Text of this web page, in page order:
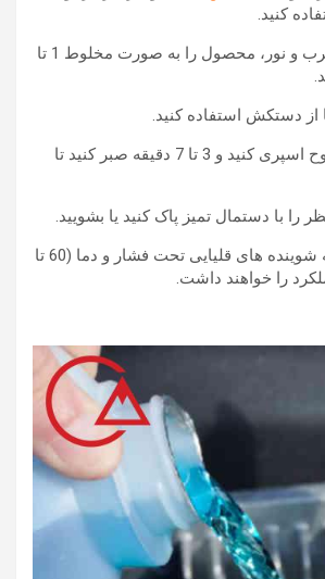
برای آلودگی های چرب و نور، محصول را به صورت مخلوط 1 تا
از دستکش استفاده کنید.
محلول را روی سطوح اسپری کنید و 3 تا 7 دقیقه صبر کنید تا
با دستمال تمیز پاک کنید یا بشویید.
لازم به ذکر است که شوینده های قلیایی تحت فشار و دما (60 تا